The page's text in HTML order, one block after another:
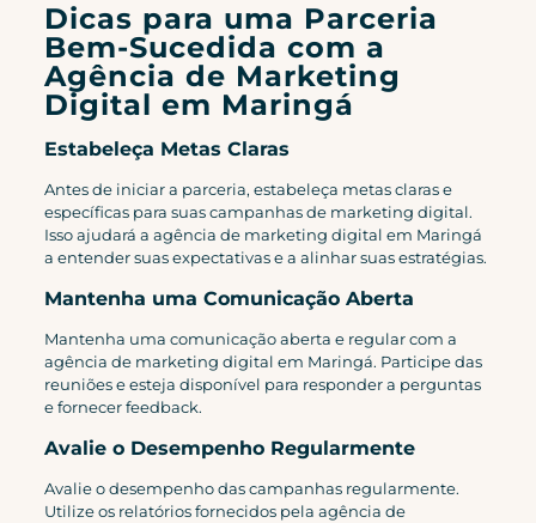
Dicas para uma Parceria
Bem-Sucedida com a
Agência de Marketing
Digital em Maringá
Estabeleça Metas Claras
Antes de iniciar a parceria, estabeleça metas claras e
específicas para suas campanhas de marketing digital.
Isso ajudará a agência de marketing digital em Maringá
a entender suas expectativas e a alinhar suas estratégias.
Mantenha uma Comunicação Aberta
Mantenha uma comunicação aberta e regular com a
agência de marketing digital em Maringá. Participe das
reuniões e esteja disponível para responder a perguntas
e fornecer feedback.
Avalie o Desempenho Regularmente
Avalie o desempenho das campanhas regularmente.
Utilize os relatórios fornecidos pela agência de